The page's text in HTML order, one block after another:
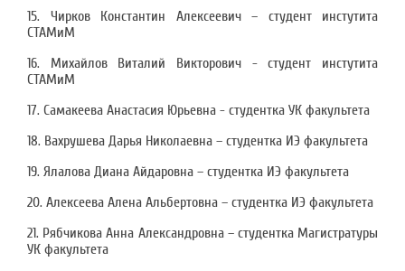
15. Чирков Константин Алексеевич – студент инстутита
СТАМиМ
16. Михайлов Виталий Викторович - студент инстутита
СТАМиМ
17. Самакеева Анастасия Юрьевна - студентка УК факультета
18. Вахрушева Дарья Николаевна – студентка ИЭ факультета
19. Ялалова Диана Айдаровна – студентка ИЭ факультета
20. Алексеева Алена Альбертовна – студентка ИЭ факультета
21. Рябчикова Анна Александровна – студентка Магистратуры
УК факультета